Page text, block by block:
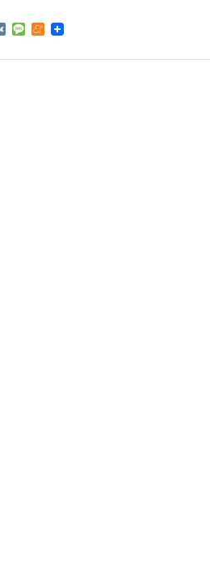
VK MessageMeneame